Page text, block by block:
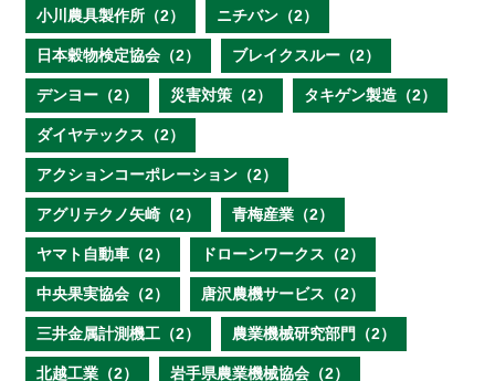
小川農具製作所（2） ニチバン（2）
日本穀物検定協会（2） ブレイクスルー（2）
デンヨー（2） 災害対策（2） タキゲン製造（2）
ダイヤテックス（2）
アクションコーポレーション（2）
アグリテクノ矢崎（2） 青梅産業（2）
ヤマト自動車（2） ドローンワークス（2）
中央果実協会（2） 唐沢農機サービス（2）
三井金属計測機工（2） 農業機械研究部門（2）
北越工業（2） 岩手県農業機械協会（2）